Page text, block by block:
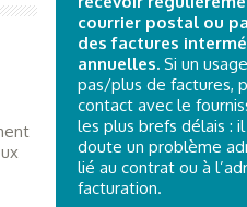
courrier postal ou
des factures
annuelles.Si un
pas/plus de factures,
contact avec le
les plus brefs délais : il
doute un problème
lié au contrat ou à
facturation.